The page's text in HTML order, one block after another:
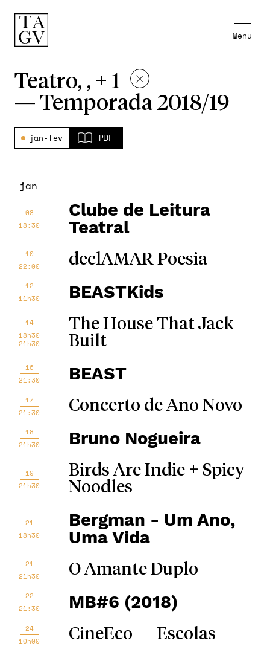
Menu
Teatro, , + 1
— Temporada 2018/19
jan-fev PDF
jan
08
18:30
Clube de Leitura
Teatral
10
22:00
declAMAR Poesia
12
11h30
BEASTKids
14
18h30
21h30
The House That Jack
Built
16
21:30
BEAST
17
21:30
Concerto de Ano Novo
18
21h30
Bruno Nogueira
19
21h30
Birds Are Indie + Spicy
Noodles
21
18h30
Bergman - Um Ano,
Uma Vida
21
21h30
O Amante Duplo
22
21:30
MB#6 (2018)
24
10h00
CineEco — Escolas